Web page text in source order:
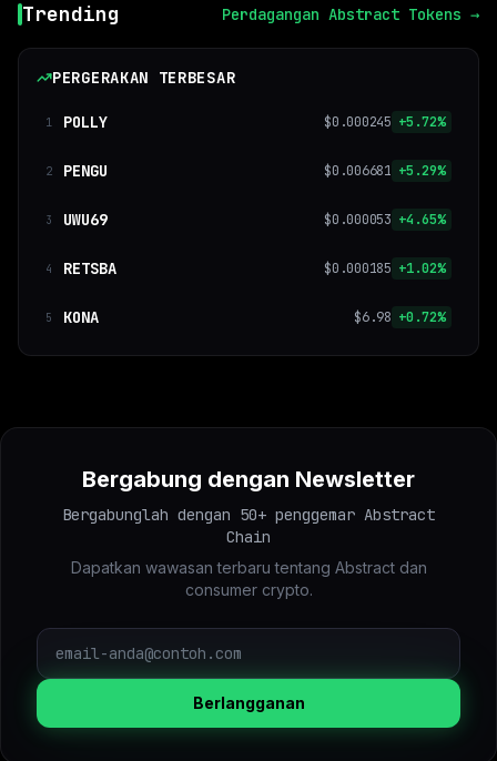
Trending Perdagangan Abstract Tokens →
PERGERAKAN TERBESAR
1 POLLY $0.000245 +5.72%
2 PENGU $0.006681 +5.29%
3 UWU69 $0.000053 +4.65%
4 RETSBA $0.000185 +1.02%
5 KONA $6.98 +0.72%
Bergabung dengan Newsletter
Bergabunglah dengan 50+ penggemar Abstract
Chain
Dapatkan wawasan terbaru tentang Abstract dan
consumer crypto.
Berlangganan